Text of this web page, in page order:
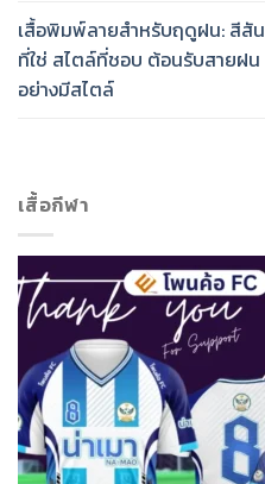
เสื้อพิมพ์ลายสำหรับฤดูฝน: สีสัน
ที่ใช่ สไตล์ที่ชอบ ต้อนรับสายฝน
อย่างมีสไตล์
เสื้อกีฬา